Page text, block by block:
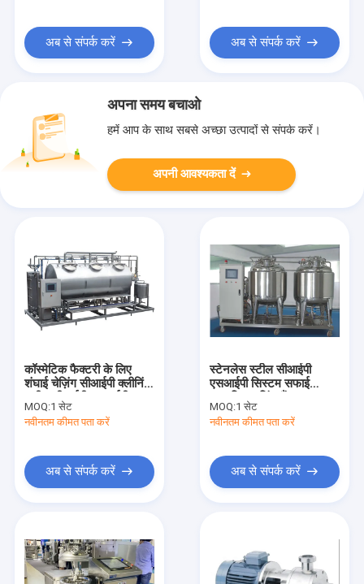
अब से संपर्क करें अब से संपर्क करें
अपना समय बचाओ
हमें आप के साथ सबसे अच्छा उत्पादों से संपर्क करें।
अपनी आवश्यकता दें
कॉस्मेटिक फैक्टरी के लिए
शंघाई चेज़िंग सीआईपी क्लीनिंग
मशीन सीआईपी एसआईपी
सिस्टम
MOQ:1 सेट
नवीनतम कीमत पता करें
अब से संपर्क करें
स्टेनलेस स्टील सीआईपी
एसआईपी सिस्टम सफाई
स्वचालित वाशिंग टैंक प्रसाधन
सामग्री
MOQ:1 सेट
नवीनतम कीमत पता करें
अब से संपर्क करें